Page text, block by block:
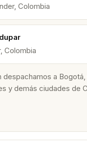
Colombia
Colombia
despachamos a Bogotá,
y demás ciudades de